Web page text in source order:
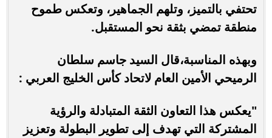
تحتفي بالتميز، وتلهم الجماهير، وتعكس طموح
منطقة تمضي بثقة نحو المستقبل.
وبهذه المناسبة،قال السيد جاسم سلطان
الرميحي الأمين العام لاتحاد كأس الخليج العربي :
"يعكس هذا التعاون الثقة المتبادلة والرؤية
المشتركة التي تهدف إلى تطوير البطولة وتعزيز